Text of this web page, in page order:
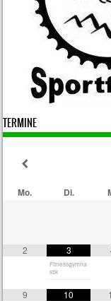
TERMINE
Mo. Di.
2 3
Fitnessgymna
stik
9 10